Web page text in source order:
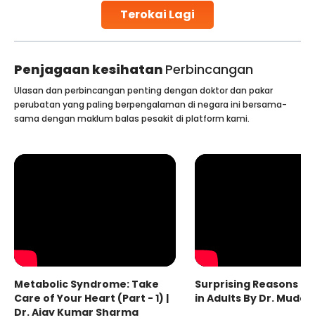
Terokai Lagi
Penjagaan kesihatan Perbincangan
Ulasan dan perbincangan penting dengan doktor dan pakar
perubatan yang paling berpengalaman di negara ini bersama-
sama dengan maklum balas pesakit di platform kami.
Metabolic Syndrome: Take
Care of Your Heart (Part - 1) |
Dr. Ajay Kumar Sharma
Surprising Reasons
in Adults By Dr.